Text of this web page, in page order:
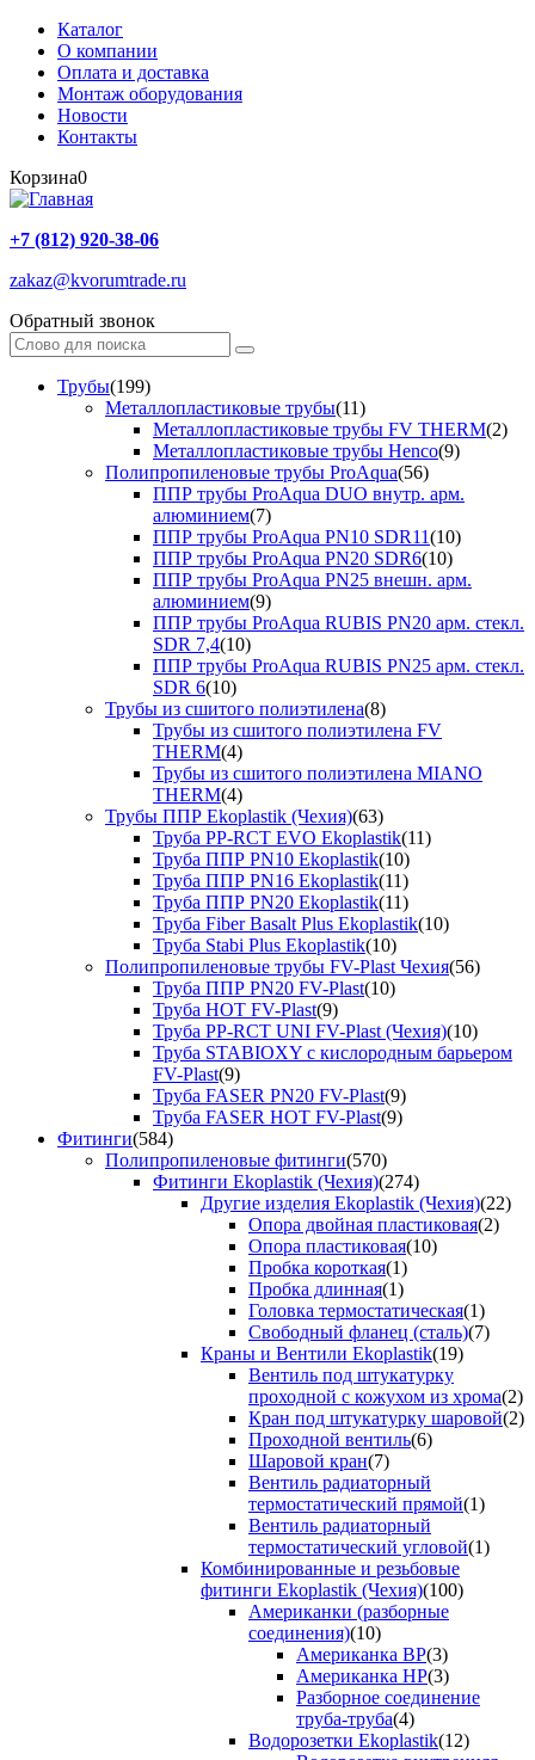
Каталог
О компании
Оплата и доставка
Монтаж оборудования
Новости
Контакты
Корзина0
+7 (812) 920-38-06
zakaz@kvorumtrade.ru
Обратный звонок
Трубы(199)
Металлопластиковые трубы(11)
Металлопластиковые трубы FV THERM(2)
Металлопластиковые трубы Henco(9)
Полипропиленовые трубы ProAqua(56)
ППР трубы ProAqua DUO внутр. арм.
алюминием(7)
ППР трубы ProAqua PN10 SDR11(10)
ППР трубы ProAqua PN20 SDR6(10)
ППР трубы ProAqua PN25 внешн. арм.
алюминием(9)
ППР трубы ProAqua RUBIS PN20 арм. стекл.
SDR 7,4(10)
ППР трубы ProAqua RUBIS PN25 арм. стекл.
SDR 6(10)
Трубы из сшитого полиэтилена(8)
Трубы из сшитого полиэтилена FV
THERM(4)
Трубы из сшитого полиэтилена MIANO
THERM(4)
Трубы ППР Ekoplastik (Чехия)(63)
Труба PP-RCT EVO Ekoplastik(11)
Труба ППР PN10 Ekoplastik(10)
Труба ППР PN16 Ekoplastik(11)
Труба ППР PN20 Ekoplastik(11)
Труба Fiber Basalt Plus Ekoplastik(10)
Труба Stabi Plus Ekoplastik(10)
Полипропиленовые трубы FV-Plast Чехия(56)
Труба ППР PN20 FV-Plast(10)
Труба HOT FV-Plast(9)
Труба PP-RCT UNI FV-Plast (Чехия)(10)
Труба STABIOXY с кислородным барьером
FV-Plast(9)
Труба FASER PN20 FV-Plast(9)
Труба FASER HOT FV-Plast(9)
Фитинги(584)
Полипропиленовые фитинги(570)
Фитинги Ekoplastik (Чехия)(274)
Другие изделия Ekoplastik (Чехия)(22)
Опора двойная пластиковая(2)
Опора пластиковая(10)
Пробка короткая(1)
Пробка длинная(1)
Головка термостатическая(1)
Свободный фланец (сталь)(7)
Краны и Вентили Ekoplastik(19)
Вентиль под штукатурку
проходной с кожухом из хрома(2)
Кран под штукатурку шаровой(2)
Проходной вентиль(6)
Шаровой кран(7)
Вентиль радиаторный
термостатический прямой(1)
Вентиль радиаторный
термостатический угловой(1)
Комбинированные и резьбовые
фитинги Ekoplastik (Чехия)(100)
Американки (разборные
соединения)(10)
Американка ВР(3)
Американка НР(3)
Разборное соединение
труба-труба(4)
Водорозетки Ekoplastik(12)